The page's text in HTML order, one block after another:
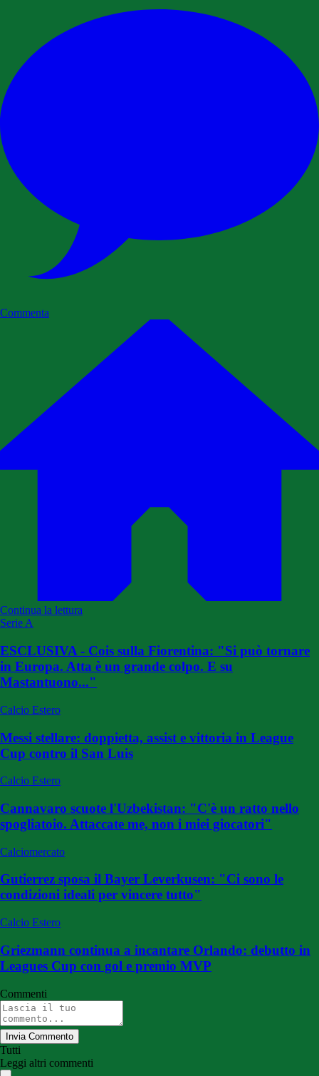
Commenta
Continua la lettura
Serie A
ESCLUSIVA - Cois sulla Fiorentina: "Si può tornare
in Europa. Atta è un grande colpo. E su
Mastantuono..."
Calcio Estero
Messi stellare: doppietta, assist e vittoria in League
Cup contro il San Luis
Calcio Estero
Cannavaro scuote l'Uzbekistan: "C'è un ratto nello
spogliatoio. Attaccate me, non i miei giocatori"
Calciomercato
Gutierrez sposa il Bayer Leverkusen: "Ci sono le
condizioni ideali per vincere tutto"
Calcio Estero
Griezmann continua a incantare Orlando: debutto in
Leagues Cup con gol e premio MVP
Commenti
Invia Commento
Tutti
Leggi altri commenti